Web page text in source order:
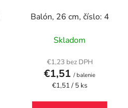
Balón, 26 cm, číslo: 4
Skladom
€1,23 bez DPH
€1,51 / balenie
Jednotková
€1,51 / 5 ks